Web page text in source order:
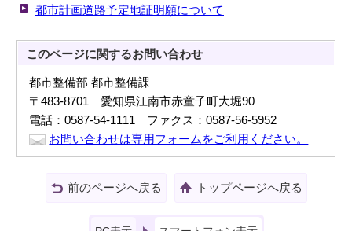
都市計画道路予定地証明願について
このページに関するお問い合わせ
都市整備部 都市整備課
〒483-8701 愛知県江南市赤童子町大堀90
電話：0587-54-1111 ファクス：0587-56-5952
お問い合わせは専用フォームをご利用ください。
前のページへ戻る トップページへ戻る